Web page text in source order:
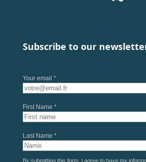
Subscribe to our
Your email *
First Name *
Last Name *
By submitting this form, I agree to have my